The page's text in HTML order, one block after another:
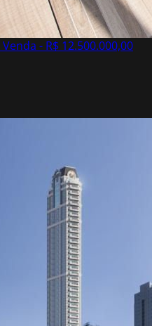
Venda - R$ 12.500.000,00